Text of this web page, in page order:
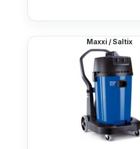
Maxxi / Saltix